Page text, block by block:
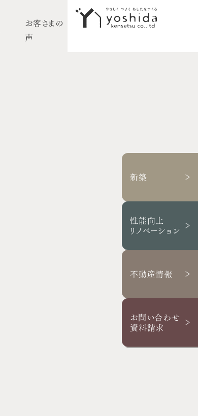
お客さまの
声
採用情報
新築
性能向上
リノベーション
不動産情報
お問い合わせ
資料請求